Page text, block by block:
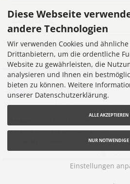
Zahlung
Zertifizierung
Akku-Service © 2026 |Ihren eShop
Diese Webseite
andere Technologien
Wir verwenden Cookies und
Drittanbietern, um die ordentliche
Website zu gewährleisten, die
analysieren und Ihnen ein
bieten zu können. Weitere
unserer Datenschutzerklärung.
ALLE AKZEPTIEREN
NUR NOTWENDIGE
Einstellungen